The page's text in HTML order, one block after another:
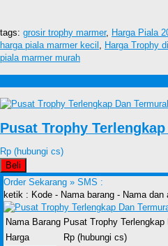
tags: grosir trophy marmer, Harga Piala
harga piala marmer kecil
Harga Trophy
piala marmer murah
Pusat Trophy
Rp (hubungi cs)
Beli
Order Sekarang » SMS :
ketik : Kode - Nama barang - Nama dan
Nama Barang Pusat Trophy
Harga
Rp (hubungi cs)